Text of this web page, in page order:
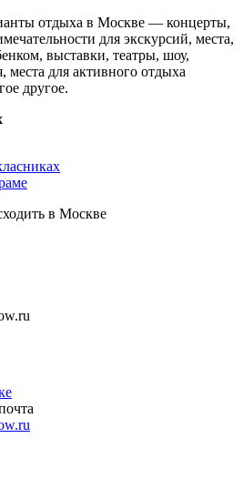
отдыха в Москве — концерты,
для экскурсий, места,
выставки, театры, шоу,
места для активного отдыха
другое.
в Москве